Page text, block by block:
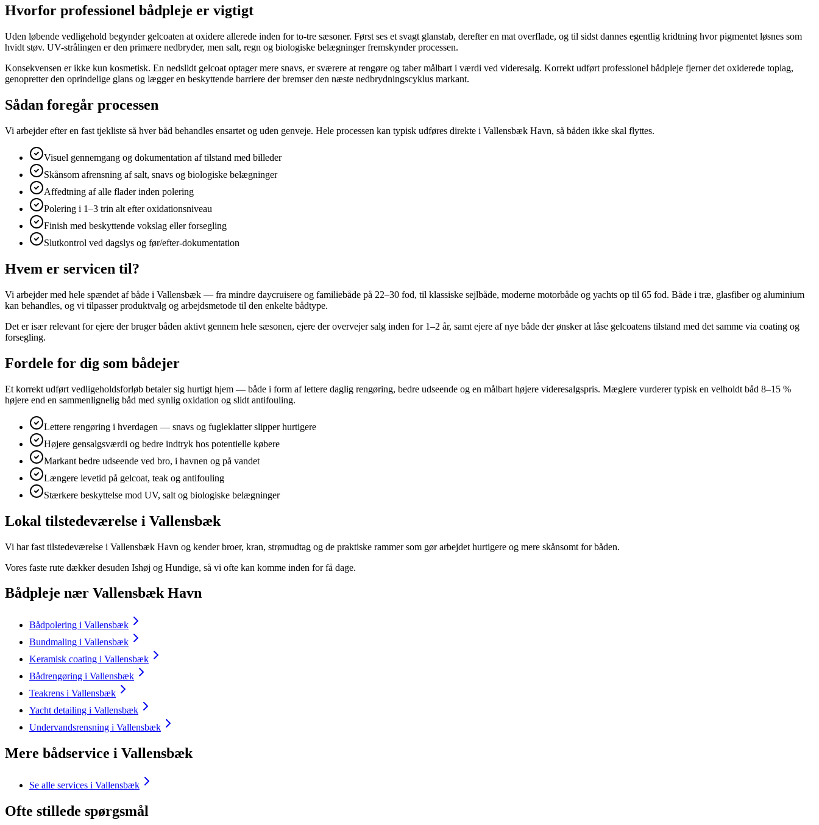
Hvorfor professionel bådpleje er vigtigt
Uden løbende vedligehold begynder gelcoaten at oxidere allerede inden for to-tre sæsoner. Først ses et svagt glanstab, derefter en mat overflade, og til sidst dannes egentlig kridtning hvor pigmentet løsnes som
hvidt støv. UV-strålingen er den primære nedbryder, men salt, regn og biologiske belægninger fremskynder processen.
Konsekvensen er ikke kun kosmetisk. En nedslidt gelcoat optager mere snavs, er sværere at rengøre og taber målbart i værdi ved videresalg. Korrekt udført professionel bådpleje fjerner det oxiderede toplag,
genopretter den oprindelige glans og lægger en beskyttende barriere der bremser den næste nedbrydningscyklus markant.
Sådan foregår processen
Vi arbejder efter en fast tjekliste så hver båd behandles ensartet og uden genveje. Hele processen kan typisk udføres direkte i Vallensbæk Havn, så båden ikke skal flyttes.
Visuel gennemgang og dokumentation af tilstand med billeder
Skånsom afrensning af salt, snavs og biologiske belægninger
Affedtning af alle flader inden polering
Polering i 1–3 trin alt efter oxidationsniveau
Finish med beskyttende vokslag eller forsegling
Slutkontrol ved dagslys og før/efter-dokumentation
Hvem er servicen til?
Vi arbejder med hele spændet af både i Vallensbæk — fra mindre daycruisere og familiebåde på 22–30 fod, til klassiske sejlbåde, moderne motorbåde og yachts op til 65 fod. Både i træ, glasfiber og aluminium
kan behandles, og vi tilpasser produktvalg og arbejdsmetode til den enkelte bådtype.
Det er især relevant for ejere der bruger båden aktivt gennem hele sæsonen, ejere der overvejer salg inden for 1–2 år, samt ejere af nye både der ønsker at låse gelcoatens tilstand med det samme via coating og
forsegling.
Fordele for dig som bådejer
Et korrekt udført vedligeholdsforløb betaler sig hurtigt hjem — både i form af lettere daglig rengøring, bedre udseende og en målbart højere videresalgspris. Mæglere vurderer typisk en velholdt båd 8–15 %
højere end en sammenlignelig båd med synlig oxidation og slidt antifouling.
Lettere rengøring i hverdagen — snavs og fugleklatter slipper hurtigere
Højere gensalgsværdi og bedre indtryk hos potentielle købere
Markant bedre udseende ved bro, i havnen og på vandet
Længere levetid på gelcoat, teak og antifouling
Stærkere beskyttelse mod UV, salt og biologiske belægninger
Lokal tilstedeværelse i Vallensbæk
Vi har fast tilstedeværelse i Vallensbæk Havn og kender broer, kran, strømudtag og de praktiske rammer som gør arbejdet hurtigere og mere skånsomt for båden.
Vores faste rute dækker desuden Ishøj og Hundige, så vi ofte kan komme inden for få dage.
Bådpleje nær Vallensbæk Havn
Bådpolering i Vallensbæk
Bundmaling i Vallensbæk
Keramisk coating i Vallensbæk
Bådrengøring i Vallensbæk
Teakrens i Vallensbæk
Yacht detailing i Vallensbæk
Undervandsrensning i Vallensbæk
Mere bådservice i Vallensbæk
Se alle services i Vallensbæk
Ofte stillede spørgsmål